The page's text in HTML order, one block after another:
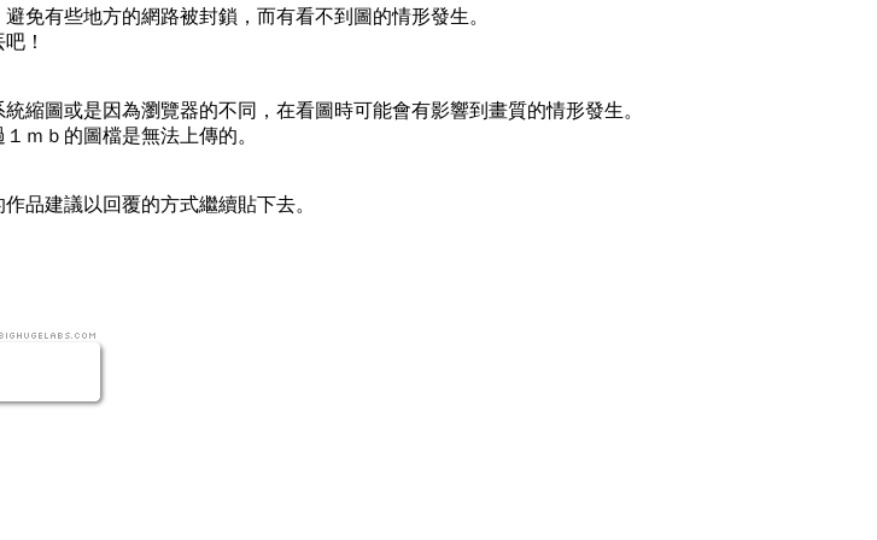
免有些地方的網路被封鎖，而有看不到圖的情形發生。
！
縮圖或是因為瀏覽器的不同，在看圖時可能會有影響到畫質的情形發生。
ｍｂ的圖檔是無法上傳的。
品建議以回覆的方式繼續貼下去。